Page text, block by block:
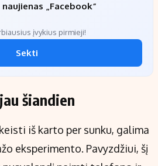
„Facebook“
įvykius pirmieji!
Sekti
šiandien
iš karto per sunku, galima
eksperimento. Pavyzdžiui, šį